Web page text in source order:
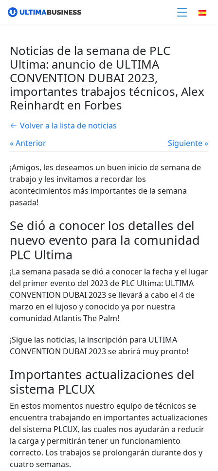
Noticias de la semana de PLC
Ultima: anuncio de ULTIMA
CONVENTION DUBAI 2023,
importantes trabajos técnicos, Alex
Reinhardt en Forbes
Volver a la lista de noticias
« Anterior
Siguiente »
¡Amigos, les deseamos un buen inicio de semana de
trabajo y les invitamos a recordar los
acontecimientos más importantes de la semana
pasada!
Se dió a conocer los detalles del
nuevo evento para la comunidad
PLC Ultima
¡La semana pasada se dió a conocer la fecha y el lugar
del primer evento del 2023 de PLC Ultima: ULTIMA
CONVENTION DUBAI 2023 se llevará a cabo el 4 de
marzo en el lujoso y conocido ya por nuestra
comunidad Atlantis The Palm!
¡Sigue las noticias, la inscripción para ULTIMA
CONVENTION DUBAI 2023 se abrirá muy pronto!
Importantes actualizaciones del
sistema PLCUX
En estos momentos nuestro equipo de técnicos se
encuentra trabajando en importantes actualizaciones
del sistema PLCUX, las cuales nos ayudarán a reducir
la carga y permitirán tener un funcionamiento
correcto. Los trabajos se prolongarán durante dos y
cuatro semanas.